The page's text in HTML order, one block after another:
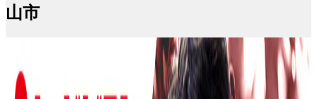
山市